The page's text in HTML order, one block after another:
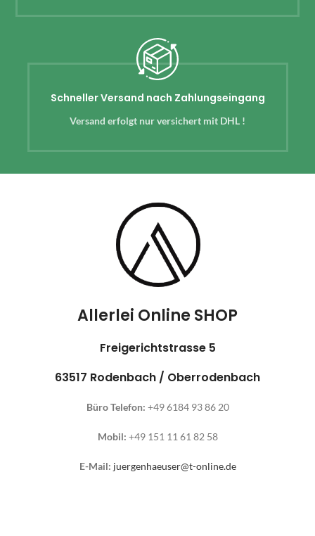
Schneller Versand nach Zahlungseingang
Versand erfolgt nur versichert mit DHL !
Allerlei Online SHOP
Freigerichtstrasse 5
63517 Rodenbach / Oberrodenbach
Büro Telefon: +49 6184 93 86 20
Mobil: +49 151 11 61 82 58
E-Mail: juergenhaeuser@t-online.de